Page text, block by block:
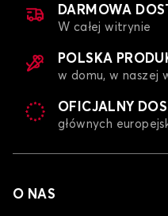
DARMOWA
W całej witrynie
POLSKA
w domu, w naszej
OFICJALNY
głównych
O NAS